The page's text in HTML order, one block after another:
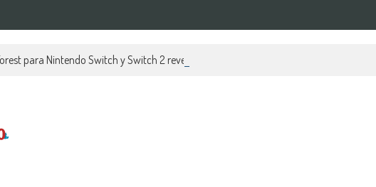
para Nintendo Switch y Switch 2 revelado